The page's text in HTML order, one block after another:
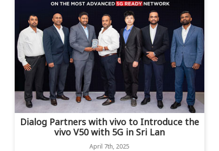
Dialog Partners with vivo to Introduce the
vivo V50 with 5G in Sri Lan
April 7th, 2025